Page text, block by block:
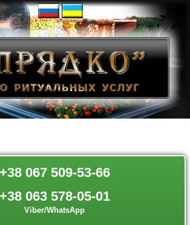
+38 067 509-53-66
+38 063 578-05-01
Viber/WhatsApp